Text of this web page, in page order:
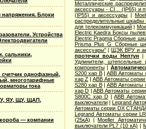
Блоки
Устройства
сальники,
счетчик однофазный,
многотарифные
тока
ЯУ, ЩУ, ЩАП,
— компании
Металлические
аксессуары - CI… (IP65) и
(IP55) и аксессуары|
распределительные
для телекоммуникаций|
Electric Kaedra Боксы
Electric Pragma Сборные
Prisma Plus G Сборные
аксессуары"|ЩЭК ВРУ и
протечки воды Нептун
Удлинители, штепсельные
компоненты|
S200 хар B| ABB Автоматы
хар Z| ABB Автоматы
S280 хар B| ABB Автоматы
хар D | ABB Автоматы
S800C хар D|ABB
выключатели| Legrand
Автоматы серии DX
Legrand Автоматы серии
(25кА) |Moeller
выключатели PL7 (10 кА) |